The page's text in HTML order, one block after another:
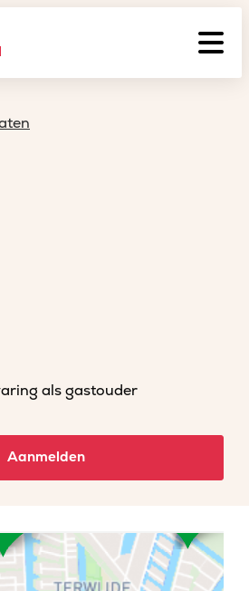
als gastouder
Aanmelden